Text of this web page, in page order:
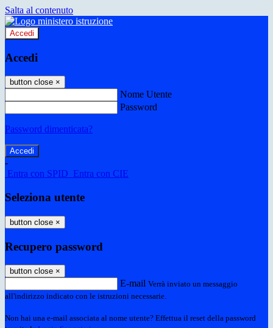
Salta al contenuto
Accedi
Accedi
button close ×
Nome Utente
Password
Password dimenticata?
-
Entra con SPID Entra con CIE
Seleziona utente
button close ×
Recupero password
button close ×
E-mail Verrà inviato un messaggio
all'indirizzo indicato con le istruzioni necessarie.
Non hai una e-mail associata al nome utente? Effettua il reset della password